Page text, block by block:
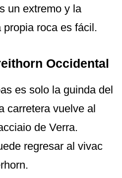
un extremo y la
roca es fácil.
Occidental
es solo la guinda del
carretera vuelve al
de Verra.
regresar al vivac